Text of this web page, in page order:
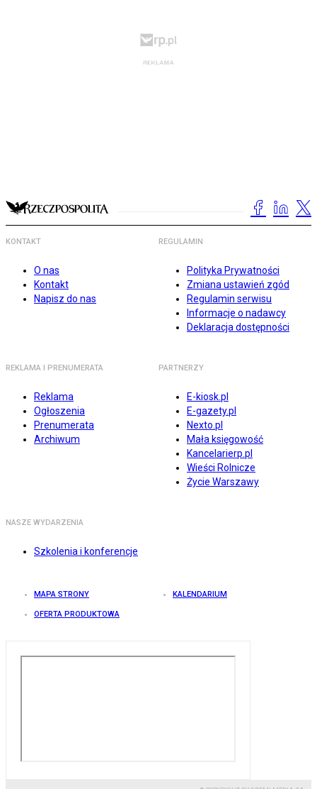
KONTAKT
O nas
Kontakt
Napisz do nas
REGULAMIN
Polityka Prywatności
Zmiana ustawień zgód
Regulamin serwisu
Informacje o nadawcy
Deklaracja dostępności
REKLAMA I PRENUMERATA
Reklama
Ogłoszenia
Prenumerata
Archiwum
PARTNERZY
E-kiosk.pl
E-gazety.pl
Nexto.pl
Mała księgowość
Kancelarierp.pl
Wieści Rolnicze
Życie Warszawy
NASZE WYDARZENIA
Szkolenia i konferencje
MAPA STRONY KALENDARIUM
OFERTA PRODUKTOWA